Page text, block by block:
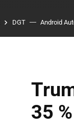
DGT Android
35